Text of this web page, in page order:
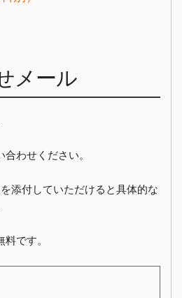
メール
わせください。
添付していただけると具体的な
です。